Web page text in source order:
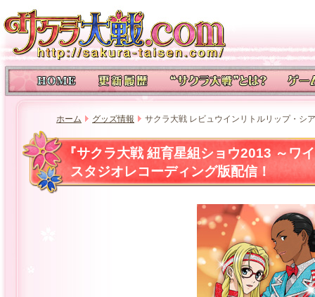
ホーム グッズ情報 サクラ大戦 レビュウインリトルリップ・シ
『サクラ大戦 紐育星組ショウ2013 ～ワ
スタジオレコーディング版配信！